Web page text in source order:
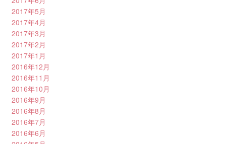
2017年5月
2017年4月
2017年3月
2017年2月
2017年1月
2016年12月
2016年11月
2016年10月
2016年9月
2016年8月
2016年7月
2016年6月